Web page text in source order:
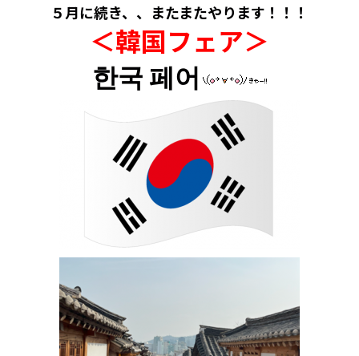
５月に続き、、またまたやります！！！
＜韓国フェア＞
한국 페어